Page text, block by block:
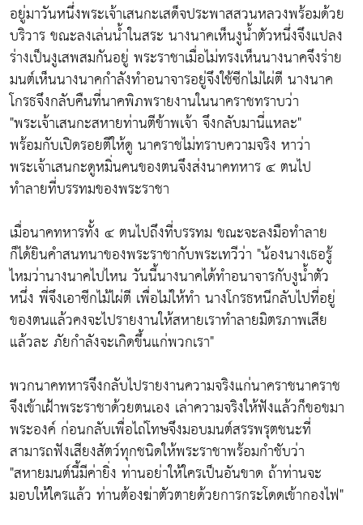
อยู่มาวันหนึ่งพระเจ้าเสนกะเสด็จประพาสสวนหลวงพร้อมด้วย
บริวาร ขณะลงเล่นน้ำในสระ นางนาคเห็นงูน้ำตัวหนึ่งจึงแปลง
ร่างเป็นงูเสพสมกันอยู่ พระราชาเมื่อไม่ทรงเห็นนางนาคจึงร่าย
มนต์เห็นนางนาคกำลังทำอนาจารอยู่จึงใช้ซีกไม่ไผ่ตี นางนาค
โกรธจึงกลับคืนที่นาคพิภพรายงานในนาคราชทราบว่า
"พระเจ้าเสนกะสหายท่านตีข้าพเจ้า จึงกลับมานี่แหละ"
พร้อมกับเปิดรอยตีให้ดู นาคราชไม่ทราบความจริง หาว่า
พระเจ้าเสนกะดูหมิ่นคนของตนจึงส่งนาคทหาร ๔ ตนไป
ทำลายที่บรรทมของพระราชา
เมื่อนาคทหารทั้ง ๔ ตนไปถึงที่บรรทม ขณะจะลงมือทำลาย
ก็ได้ยินคำสนทนาของพระราชากับพระเทวีว่า "น้องนางเธอรู้
ไหมว่านางนาคไปไหน วันนี้นางนาคได้ทำอนาจารกับงูน้ำตัว
หนึ่ง พี่จึงเอาซีกไม้ไผ่ตี เพื่อไม่ให้ทำ นางโกรธหนีกลับไปที่อยู่
ของตนแล้วคงจะไปรายงานให้สหายเราทำลายมิตรภาพเสีย
แล้วละ ภัยกำลังจะเกิดขึ้นแก่พวกเรา"
พวกนาคทหารจึงกลับไปรายงานความจริงแก่นาคราชนาคราช
จึงเข้าเฝ้าพระราชาด้วยตนเอง เล่าความจริงให้ฟังแล้วก็ขอขมา
พระองค์ ก่อนกลับเพื่อไถ่โทษจึงมอบมนต์สรรพรุตชนะที่
สามารถฟังเสียงสัตว์ทุกชนิดให้พระราชาพร้อมกำชับว่า
"สหายมนต์นี้มีค่ายิ่ง ท่านอย่าให้ใครเป็นอันขาด ถ้าท่านจะ
มอบให้ใครแล้ว ท่านต้องฆ่าตัวตายด้วยการกระโดดเข้ากองไฟ"